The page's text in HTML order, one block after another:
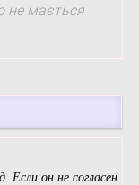
не мається